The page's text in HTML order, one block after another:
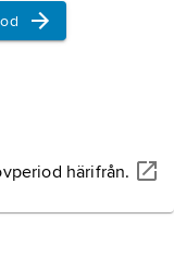
härifrån.